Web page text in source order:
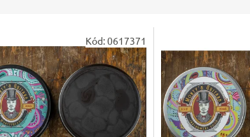
Kód:0617371